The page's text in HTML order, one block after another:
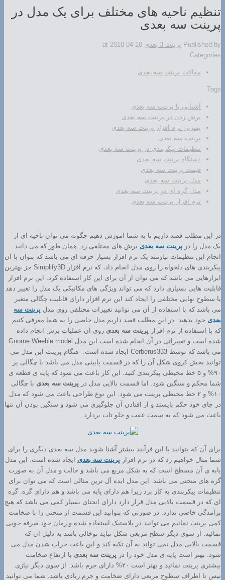
تنظیم ناحیه های مختلف برای یک مدل در
پرینت سه بعدی
Published by پرینت 3 بعدی at 2018-04-18
Categories
مقالات پرینت سه بعدی
Tags
آشنایی با پرینت سه بعدی
برش زدن در پرینت سه بعدی
بهترین نرم افزار پرینت سه بعدی
پرینت سه بعدی
تنظیمات پیکربندی در پرینت سه بعدی
دستگاه پرینت سه بعدی
قیمت پرینت سه بعدی
مدل پرینت سه بعدی
مدل گره ای در پرینت سه بعدی
نرم افزار پرینت سه بعدی
در این مطلب قصد داریم تا به شما آموزش دهیم چگونه می توان ناحیه ای از
یک مدل را در پرینت سه بعدی برش های مختلفی زد. همان طور که می دانید
انجام این تنظیمات نیازمند یک نرم افزار بسیار حرفه ای می باشد که بتوان با آن
پیکربندی های دلخواه را روی مدل انجام داد، که نرم افزار Simplify3D جز بهترین
ابزارهایی می باشد که می توان از آن برای این کار استفاده کرد. این نرم افزار
قابلیت هایی بسیاری دارد که می تواند ویژگی های مکانیکی یک مدل را تغییر دهد
یا سطوح نهایی مختلفی را ایجاد کند این نرم افزار دارای قابلیت چگالی متغیر
می باشد که با استفاده از آن می توانید تغییرات مختلفی روی مدل پرینت سه
بعدی خود بدهید. در این مطلب قصد داریم مدل خاصی را به شما معرفی کنیم
که با استفاده از نرم افزار پرینت سه بعدی روی آن عملیات برش انجام داده
شده است و تغییراتی در آن انجام شده است این مدل Gnome Weeble model
می باشد که توسط Cerberus333 ایجاد شده است. هنگام پرینت این مدل می
توانید بخش کروی شکل آن را که در قسمت پایینی مدل می باشد با چگالی پر
۹۰% و ۵ خط محیطی پیکربندی کنید. این کار باعث می شود که پایه ی قطعه ی
شما محکم و سنگین شود. اما قسمت بالایی مدل در پرینت سه بعدی با چگالی
۱۰% و ۲ خط محیطی پرینت می شود. این نوع طراحی باعث می شود که مدل
در جای خود حکم بایستد و از افتادن آن جلوگیری می شود و سنگین بودن آن تنها
باعث می شود که به سمت عقب و جلو تاب بردارد.
برای آن که بتوانید با این فرآیند بیشتر آشنا شوید مدل سه بعدی دیگری را برای
شما مثال خواهیم زد که در نرم افزار پرینت سه بعدی ایجاد شده است. این مدل
پایه ی آن مسطح است که به شکل مربع می باشد و حالت و مدل آن به صورت
گره های منحنی می باشد. این مدل ایده آل ترین مثالی است که می توان برای
تنظیمات پیکربندی به کار برد زیرا هم دارای پایه می باشد و هم دارای گره. گره
ای که در قسمت بالایی مدل قرار دارد دارای انحنای بسیار کمی می باشد که هیچ
برآمدگی خاصی ندارد. در صورتی که بتوانید این قسمت از منحنی را با ضخامت
کمی پرینت نمائیم می توانید در پلاستیک استفاده شده و زمان خود صرفه جویی
نمائید. از سوی دیگر سطح مربعی شکل نباید توخالی باشد به دلیل آن که
قسمت بالایی مدل نمی تواند به آن تکیه کند و این باعث خراب شدن مدل می
شود. بهتر است پایه ی مدل خود را در پرینت سه بعدی با ارتفاع ضخامت
بیشتری پرینت نمائید و بهتر است ۲۰% دارای جرم باشد. از سوی دیگر نیازی
نیس تا اطراف سطوح مربعی دارای ضخامت و جرم زیادی باشد، شما می توانید